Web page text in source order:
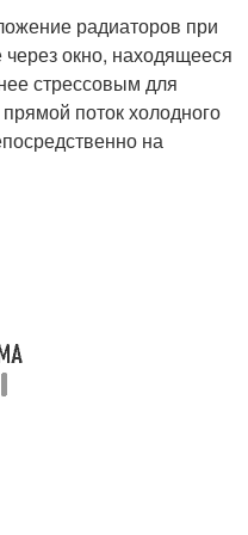
радиаторов при
окно, находящееся
стрессовым для
поток холодного
на